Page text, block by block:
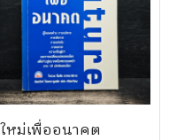
หม่เพื่ออนาคต